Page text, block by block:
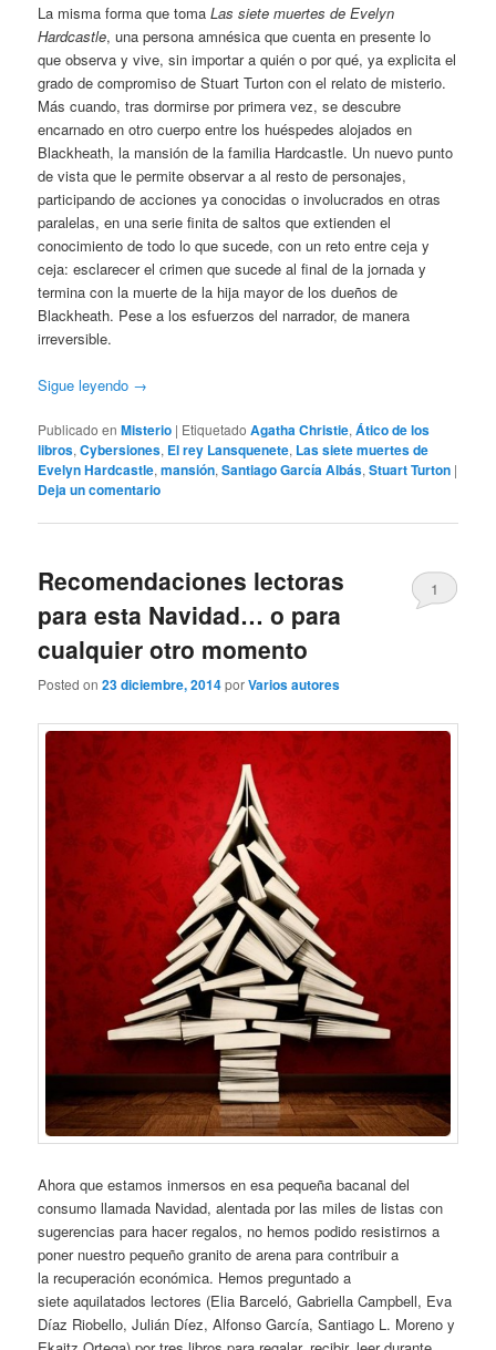
La misma forma que tomaLas siete muertes de Evelyn
Hardcastle, una persona amnésica que cuenta en presente lo
que observa y vive, sin importar a quién o por qué, ya explicita el
grado de compromiso de Stuart Turton con el relato de misterio.
Más cuando, tras dormirse por primera vez, se descubre
encarnado en otro cuerpo entre los huéspedes alojados en
Blackheath, la mansión de la familia Hardcastle. Un nuevo punto
de vista que le permite observar a al resto de personajes,
participando de acciones ya conocidas o involucrados en otras
paralelas, en una serie finita de saltos que extienden el
conocimiento de todo lo que sucede, con un reto entre ceja y
ceja: esclarecer el crimen que sucede al final de la jornada y
termina con la muerte de la hija mayor de los dueños de
Blackheath. Pese a los esfuerzos del narrador, de manera
irreversible.
Sigue leyendo →
Publicado en Misterio | Etiquetado Agatha Christie,Ático de los
libros,Cybersiones, El rey Lansquenete, Las siete muertes de
Evelyn Hardcastle,mansión,Santiago García Albás,Stuart Turton |
Deja un comentario
Recomendaciones lectoras
para esta Navidad… o para
cualquier otro momento
Posted on23 diciembre, 2014porVarios autores
1
Ahora que estamos inmersos en esa pequeña bacanal del
consumo llamada Navidad, alentada por las miles de listas con
sugerencias para hacer regalos, no hemos podido resistirnos a
poner nuestro pequeño granito de arena para contribuir a
la recuperación económica. Hemos preguntado a
siete aquilatados lectores (Elia Barceló, Gabriella Campbell, Eva
Díaz Riobello, Julián Díez, Alfonso García, Santiago L. Moreno y